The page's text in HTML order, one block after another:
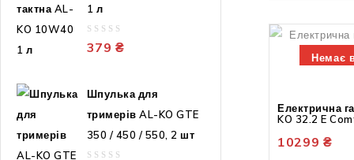
Немає
Електрична
KO 32.2 E
10299₴
1 л
0
379₴
Шпулька для
тримерів AL-KO GTE
350 / 450 / 550, 2 шт